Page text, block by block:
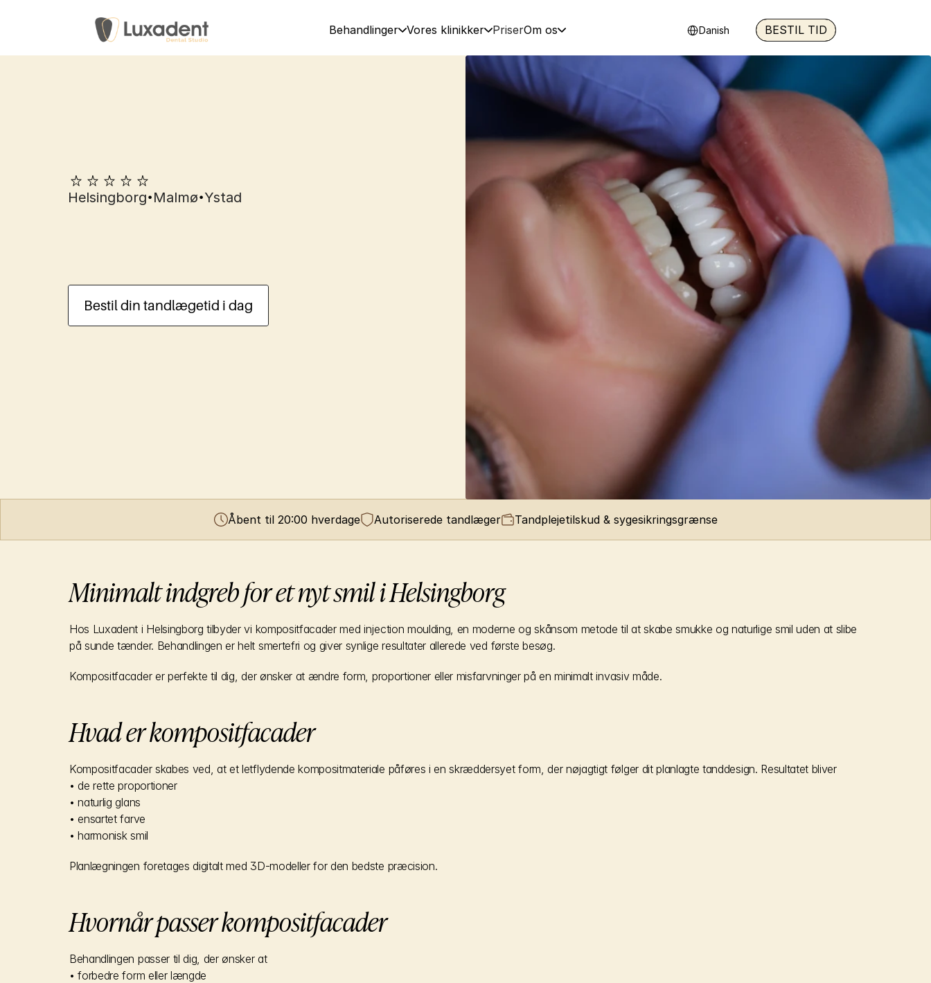
Behandlinger Vores klinikker PriserOm os Select Language
Danish BESTIL TID
Helsingborg•Malmø•Ystad
Helsingborg
Bestil din tandlægetid i dag
Åbent til 20:00 hverdage Autoriserede tandlæger Tandplejetilskud & sygesikringsgrænse
Minimalt indgreb for et nyt smil i Helsingborg
Hos Luxadent i Helsingborg tilbyder vi kompositfacader med injection moulding, en moderne og skånsom metode til at skabe smukke og naturlige smil uden at slibe
på sunde tænder. Behandlingen er helt smertefri og giver synlige resultater allerede ved første besøg.
Kompositfacader er perfekte til dig, der ønsker at ændre form, proportioner eller misfarvninger på en minimalt invasiv måde.
Hvad er kompositfacader
Kompositfacader skabes ved, at et letflydende kompositmateriale påføres i en skræddersyet form, der nøjagtigt følger dit planlagte tanddesign. Resultatet bliver
• de rette proportioner
• naturlig glans
• ensartet farve
• harmonisk smil
Planlægningen foretages digitalt med 3D-modeller for den bedste præcision.
Hvornår passer kompositfacader
Behandlingen passer til dig, der ønsker at
• forbedre form eller længde